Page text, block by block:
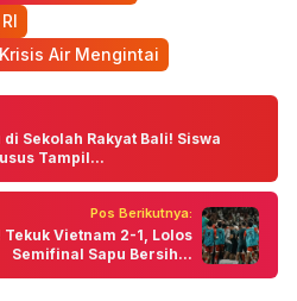
Air Mengintai
Sekolah Rakyat Bali! Siswa
Tampil...
Pos Berikutnya:
Vietnam 2-1, Lolos
Semifinal Sapu Bersih...